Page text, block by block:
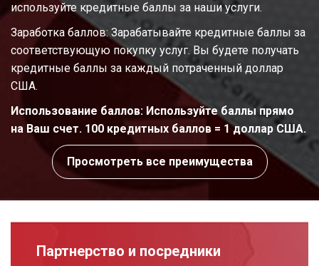
используйте кредитные баллы за наши услуги.
Заработка баллов: Зарабатывайте кредитные баллы за
соответствующую покупку услуг. Вы будете получать
кредитные баллы за каждый потраченный доллар
США.
Использование баллов: Используйте баллы прямо
на Ваш счет. 100 кредитных баллов = 1 доллар США.
Просмотреть все преимущества
Партнерство и посредники